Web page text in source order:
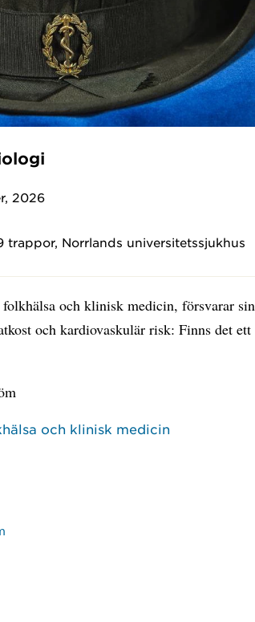
2026
trappor, Norrlands universitetssjukhus
och klinisk medicin, försvarar sin
och kardiovaskulär risk: Finns det ett
och klinisk medicin